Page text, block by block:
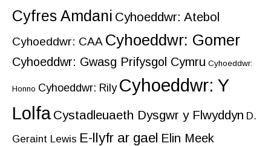
Cyfres Amdani Cyhoeddwr: Atebol
Cyhoeddwr: CAA Cyhoeddwr: Gomer
Cyhoeddwr: Gwasg Prifysgol Cymru Cyhoeddwr:
Honno Cyhoeddwr: Rily Cyhoeddwr: Y
Lolfa Cystadleuaeth Dysgwr y Flwyddyn D.
Geraint Lewis E-llyfr ar gael Elin Meek